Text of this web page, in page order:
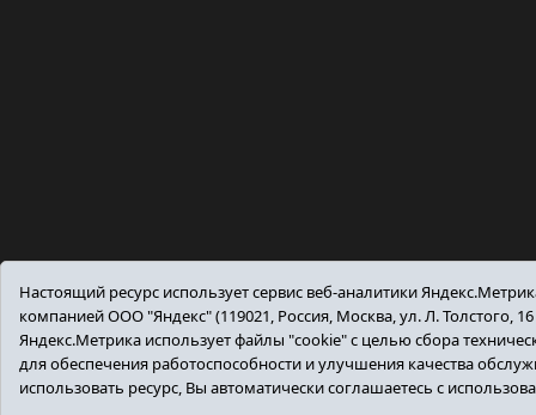
Настоящий ресурс использует сервис веб-аналитики
компанией ООО "Яндекс" (119021, Россия, Москва, ул. Л. Толстого,
Яндекс.Метрика использует файлы "cookie" с целью сбора
для обеспечения работоспособности и улучшения качества
использовать ресурс, Вы автоматически соглашаетесь с